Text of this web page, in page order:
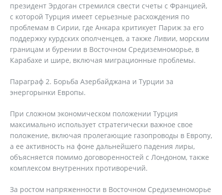
президент Эрдоган стремился свести счеты с Францией,
с которой Турция имеет серьезные расхождения по
проблемам в Сирии, где Анкара критикует Париж за его
поддержку курдских ополченцев, а также Ливии, морским
границам и бурении в Восточном Средиземноморье, в
Карабахе и шире, включая миграционные проблемы.
Параграф 2. Борьба Азербайджана и Турции за
энергорынки Европы.
При сложном экономическом положении Турция
максимально использует стратегически важное свое
положение, включая пролегающие газопроводы в Европу,
а ее активность на фоне дальнейшего падения лиры,
объясняется помимо договоренностей с Лондоном, также
комплексом внутренних противоречий.
За ростом напряженности в Восточном Средиземноморье